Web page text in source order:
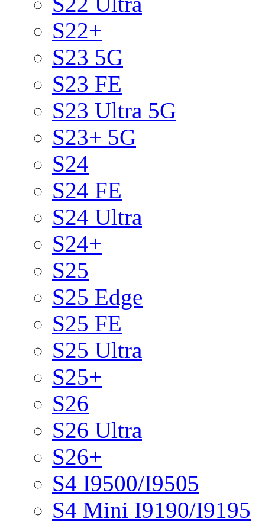
S22+
S23 5G
S23 FE
S23 Ultra 5G
S23+ 5G
S24
S24 FE
S24 Ultra
S24+
S25
S25 Edge
S25 FE
S25 Ultra
S25+
S26
S26 Ultra
S26+
S4 I9500/I9505
S4 Mini I9190/I9195